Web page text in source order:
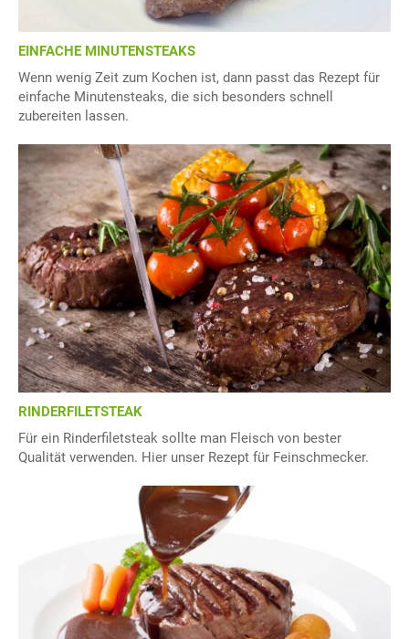
EINFACHE MINUTENSTEAKS
Wenn wenig Zeit zum Kochen ist, dann passt das Rezept für
einfache Minutensteaks, die sich besonders schnell
zubereiten lassen.
RINDERFILETSTEAK
Für ein Rinderfiletsteak sollte man Fleisch von bester
Qualität verwenden. Hier unser Rezept für Feinschmecker.